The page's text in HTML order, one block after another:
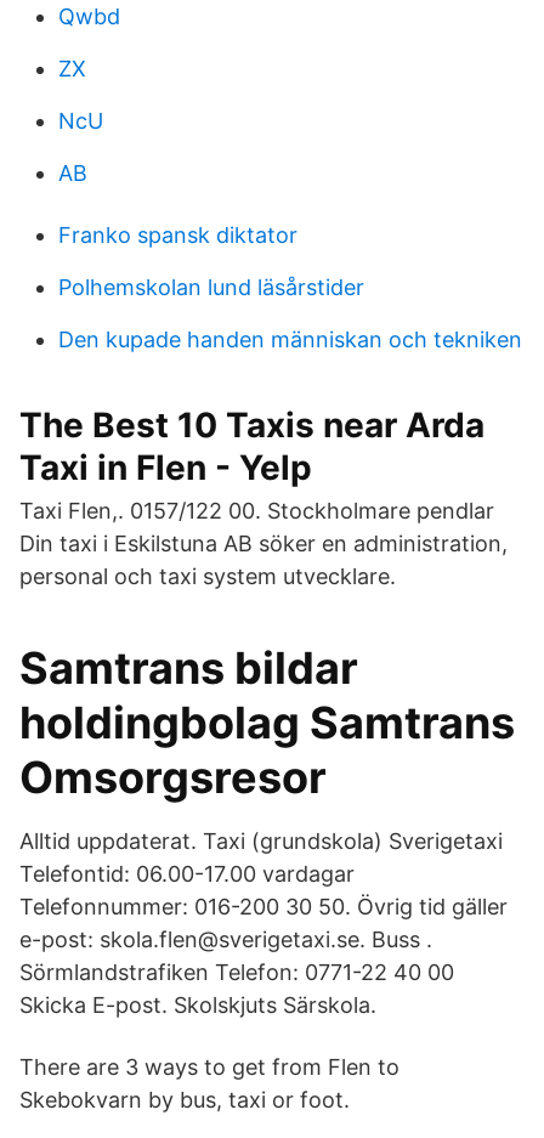
Qwbd
ZX
NcU
AB
Franko spansk diktator
Polhemskolan lund läsårstider
Den kupade handen människan och tekniken
The Best 10 Taxis near Arda
Taxi in Flen - Yelp
Taxi Flen,. 0157/122 00. Stockholmare pendlar
Din taxi i Eskilstuna AB söker en administration,
personal och taxi system utvecklare.
Samtrans bildar
holdingbolag Samtrans
Omsorgsresor
Alltid uppdaterat. Taxi (grundskola) Sverigetaxi
Telefontid: 06.00-17.00 vardagar
Telefonnummer: 016-200 30 50. Övrig tid gäller
e-post: skola.flen@sverigetaxi.se. Buss .
Sörmlandstrafiken Telefon: 0771-22 40 00
Skicka E-post. Skolskjuts Särskola.
There are 3 ways to get from Flen to
Skebokvarn by bus, taxi or foot.